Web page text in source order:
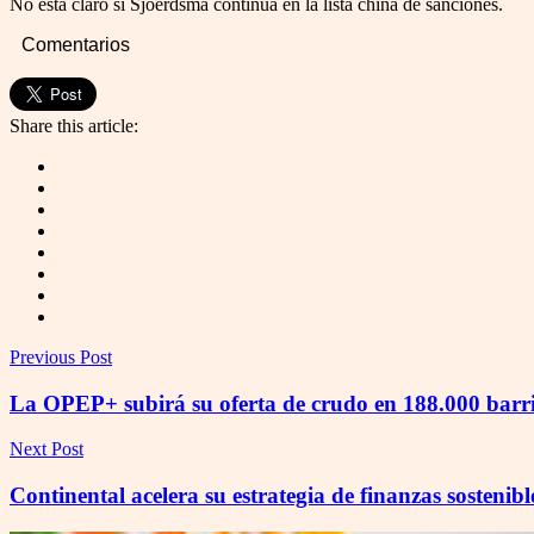
Comentarios
Share this article:
Previous Post
La OPEP+ subirá su oferta de crudo en 188.000
Next Post
Continental acelera su estrategia de finanzas